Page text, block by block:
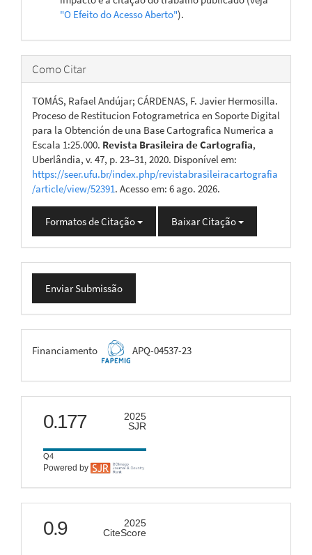
"O Efeito do Acesso Aberto").
Como Citar
TOMÁS, Rafael Andújar; CÁRDENAS, F. Javier Hermosilla.
Proceso de Restitucion Fotogrametrica en Soporte Digital
para la Obtención de una Base Cartografica Numerica a
Escala 1:25.000. Revista Brasileira de Cartografia,
Uberlândia, v. 47, p. 23–31, 2020. Disponível em:
https://seer.ufu.br/index.php/revistabrasileiracartografia
/article/view/52391. Acesso em: 6 ago. 2026.
Formatos de Citação Baixar Citação
Enviar
Submissão
Enviar Submissão
FAPEMIG
Financiamento APQ-04537-23
scimago
0.177
2025
SJR
Q4
Powered by
citescore
0.9
2025
CiteScore